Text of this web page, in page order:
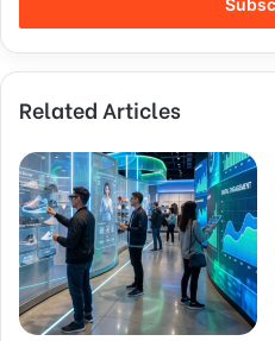
r
y
u
E
m
a
i
l
a
d
d
Related Articles